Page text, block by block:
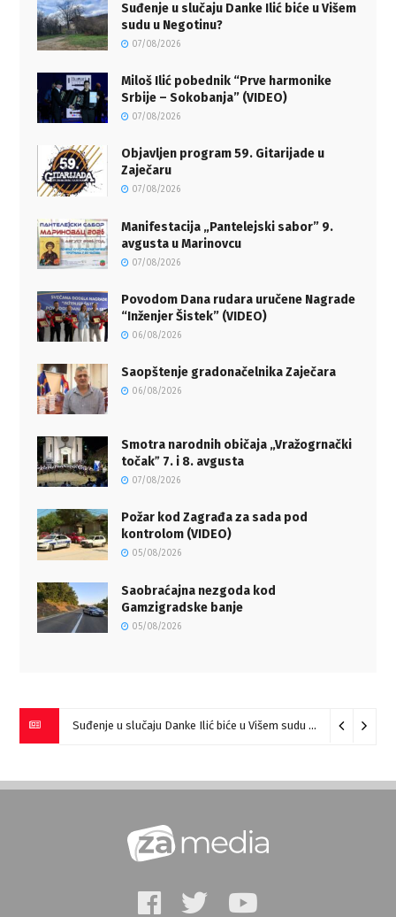
Suđenje u slučaju Danke Ilić biće u Višem
sudu u Negotinu?
07/08/2026
Miloš Ilić pobednik “Prve harmonike
Srbije – Sokobanja” (VIDEO)
07/08/2026
Objavljen program 59. Gitarijade u
Zaječaru
07/08/2026
Manifestacija „Pantelejski sabor” 9.
avgusta u Marinovcu
07/08/2026
Povodom Dana rudara uručene Nagrade
“Inženjer Šistek” (VIDEO)
06/08/2026
Saopštenje gradonačelnika Zaječara
06/08/2026
Smotra narodnih običaja „Vražogrnački
točakˮ 7. i 8. avgusta
07/08/2026
Požar kod Zagrađa za sada pod
kontrolom (VIDEO)
05/08/2026
Saobraćajna nezgoda kod
Gamzigradske banje
05/08/2026
Suđenje u slučaju Danke Ilić biće u Višem sudu u Negotinu?